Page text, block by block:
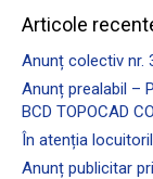
Articole
Anunț colectiv nr.
Anunț prealabil –
BCD TOPOCAD
În atenția
Anunț publicitar